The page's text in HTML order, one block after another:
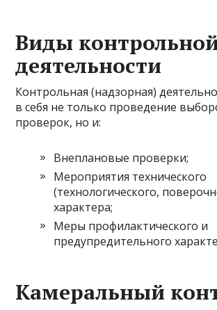
Виды
деятельности
Контрольная (надзорная)
в себя не только проведение
проверок, но и:
Внеплановые проверки;
Мероприятия технического
(технологического,
характера;
Меры профилактического и
предупредительного
Камеральный